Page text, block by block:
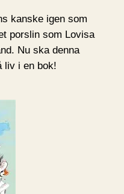
kanske igen som
porslin som Lovisa
Nu ska denna
liv i en bok!